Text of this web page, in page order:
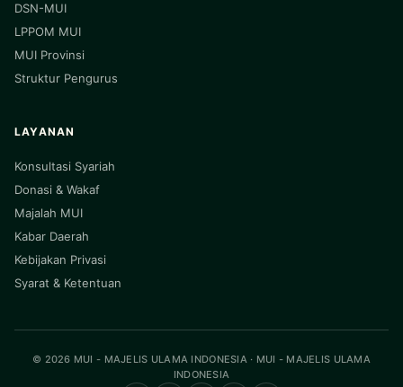
DSN-MUI
LPPOM MUI
MUI Provinsi
Struktur Pengurus
LAYANAN
Konsultasi Syariah
Donasi & Wakaf
Majalah MUI
Kabar Daerah
Kebijakan Privasi
Syarat & Ketentuan
© 2026 MUI - MAJELIS ULAMA INDONESIA · MUI - MAJELIS ULAMA
INDONESIA